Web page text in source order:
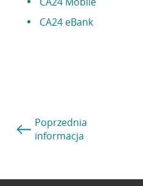
CA24 eBank
Poprzednia
informacja